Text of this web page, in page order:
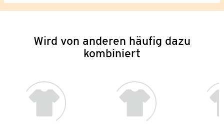
Wird von anderen häufig dazu
kombiniert